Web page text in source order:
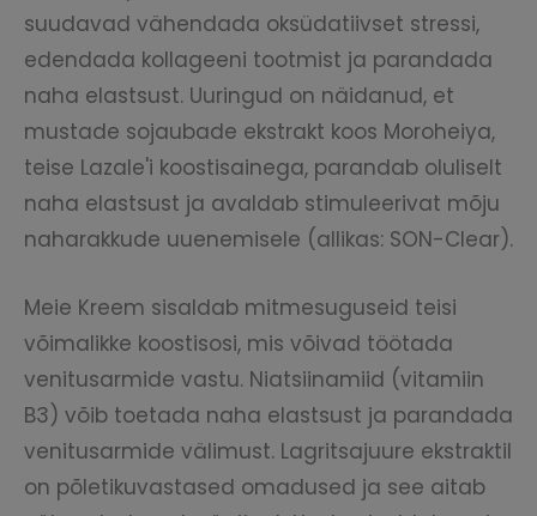
suudavad vähendada oksüdatiivset stressi,
edendada kollageeni tootmist ja parandada
naha elastsust. Uuringud on näidanud, et
mustade sojaubade ekstrakt koos Moroheiya,
teise Lazale'i koostisainega, parandab oluliselt
naha elastsust ja avaldab stimuleerivat mõju
naharakkude uuenemisele (allikas: SON-Clear).
Meie Kreem sisaldab mitmesuguseid teisi
võimalikke koostisosi, mis võivad töötada
venitusarmide vastu. Niatsiinamiid (vitamiin
B3) võib toetada naha elastsust ja parandada
venitusarmide välimust. Lagritsajuure ekstraktil
on põletikuvastased omadused ja see aitab